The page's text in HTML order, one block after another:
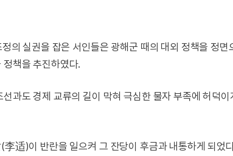
의 실권을 잡은 서인들은 광해군 때의 대외 정책을 정면
책을 추진하였다.
과도 경제 교류의 길이 막혀 극심한 물자 부족에 허덕이
适)이 반란을 일으켜 그 잔당이 후금과 내통하게 되었